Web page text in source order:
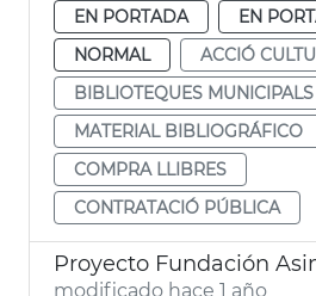
EN PORTADA
EN
NORMAL
ACCIÓ
BIBLIOTEQUES MUNICIPALS
MATERIAL BIBLIOGRÁFICO
COMPRA LLIBRES
CONTRATACIÓ PÚBLICA
Proyecto Fundación
modificado hace 1 año